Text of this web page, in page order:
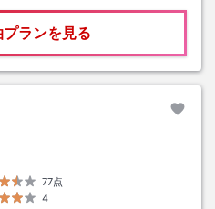
ランを見る
77点
4